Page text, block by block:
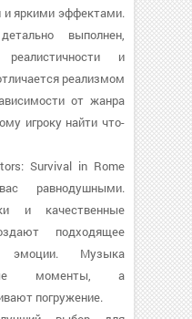
яркими эффектами.
выполнен,
реалистичности и
реализмом
от жанра
игроку найти что-
Survival in Rome
равнодушными.
и качественные
подходящее
эмоции. Музыка
моменты, а
погружение.